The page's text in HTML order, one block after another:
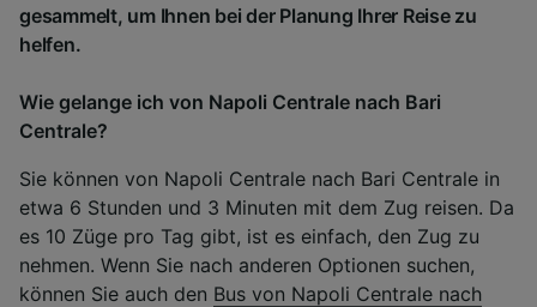
gesammelt, um Ihnen bei der Planung Ihrer Reise zu
helfen.
Wie gelange ich von Napoli Centrale nach Bari
Centrale?
Sie können von Napoli Centrale nach Bari Centrale in
etwa 6 Stunden und 3 Minuten mit dem Zug reisen. Da
es 10 Züge pro Tag gibt, ist es einfach, den Zug zu
nehmen. Wenn Sie nach anderen Optionen suchen,
können Sie auch den Bus von Napoli Centrale nach